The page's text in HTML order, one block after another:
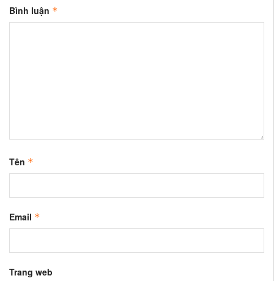
Bình luận *
Tên *
Email *
Trang web